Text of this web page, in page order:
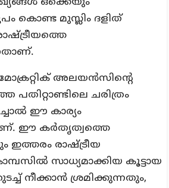
കൊണ്ട മുസ്ലിം ദളിത്
അലയൻസിന്റെ
ചരിത്രം
ഈ കാര്യം
ഈ കർതൃത്വത്തെ
ഇത്തരം രാഷ്ട്രീയ
സാധ്യമാക്കിയ കൂട്ടായ
നീക്കാൻ ശ്രമിക്കുന്നതും,